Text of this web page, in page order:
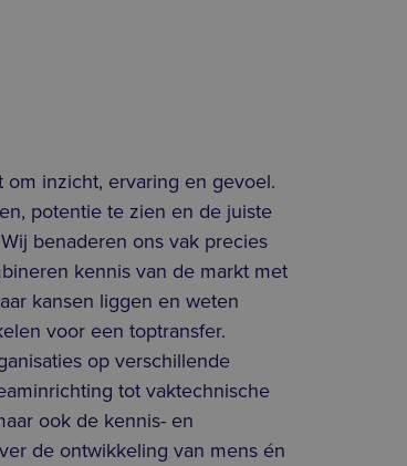
inzicht, ervaring en gevoel.
potentie te zien en de juiste
benaderen ons vak precies
kennis van de markt met
kansen liggen en weten
voor een toptransfer.
op verschillende
tot vaktechnische
ook de kennis- en
de ontwikkeling van mens én